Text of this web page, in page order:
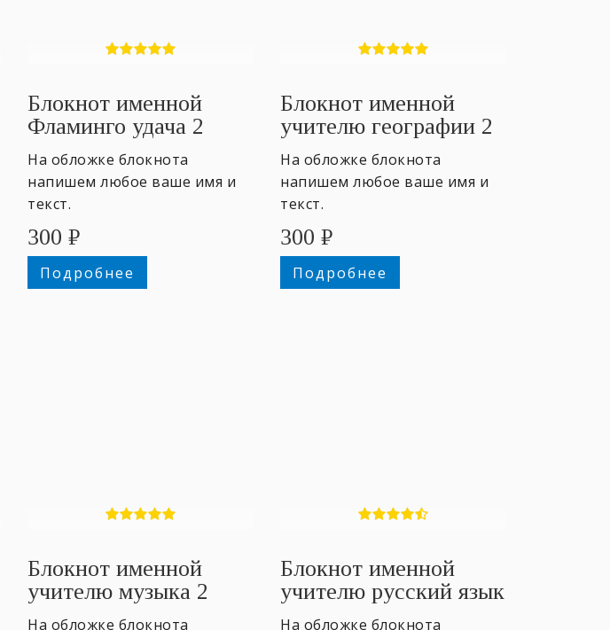
Блокнот именной
Фламинго удача 2
На обложке блокнота
напишем любое ваше имя и
текст.
300 ₽
Подробнее
Блокнот именной
учителю географии 2
На обложке блокнота
напишем любое ваше имя и
текст.
300 ₽
Подробнее
Блокнот именной
учителю музыка 2
На обложке блокнота
Блокнот именной
учителю русский язык
На обложке блокнота